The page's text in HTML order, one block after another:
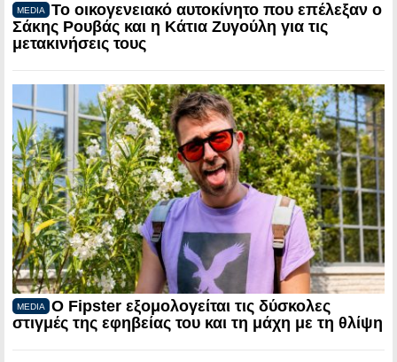
MEDIA
Το οικογενειακό αυτοκίνητο που επέλεξαν ο
Σάκης Ρουβάς και η Κάτια Ζυγούλη για τις
μετακινήσεις τους
MEDIA
Ο Fipster εξομολογείται τις δύσκολες
στιγμές της εφηβείας του και τη μάχη με τη θλίψη